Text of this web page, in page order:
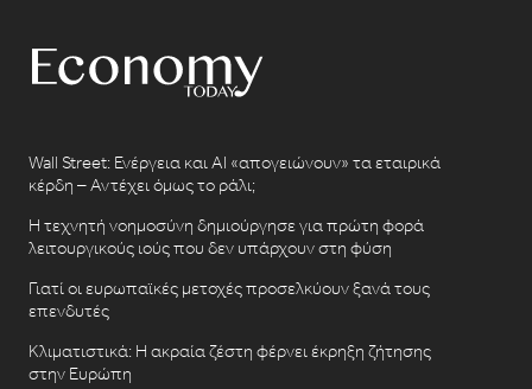
Wall Street: Ενέργεια και AI «απογειώνουν» τα εταιρικά
κέρδη – Αντέχει όμως το ράλι;
Η τεχνητή νοημοσύνη δημιούργησε για πρώτη φορά
λειτουργικούς ιούς που δεν υπάρχουν στη φύση
Γιατί οι ευρωπαϊκές μετοχές προσελκύουν ξανά τους
επενδυτές
Κλιματιστικά: Η ακραία ζέστη φέρνει έκρηξη ζήτησης
στην Ευρώπη